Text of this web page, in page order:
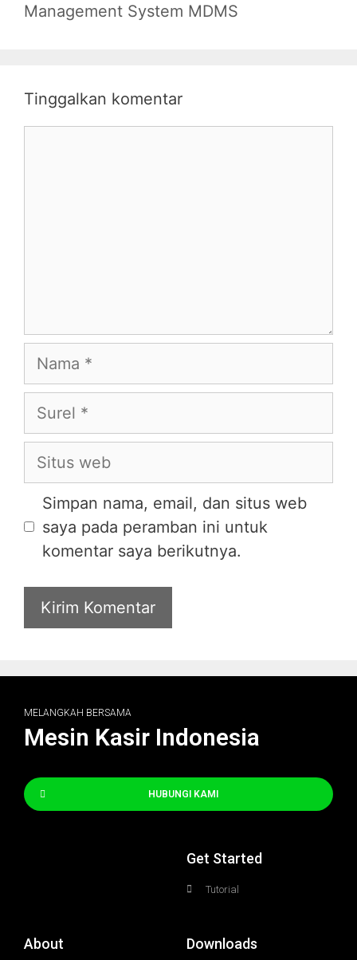
Management System MDMS
Tinggalkan komentar
Simpan nama, email, dan situs web
saya pada peramban ini untuk
komentar saya berikutnya.
MELANGKAH BERSAMA
Mesin Kasir Indonesia
HUBUNGI KAMI
Get Started
Tutorial
About Downloads